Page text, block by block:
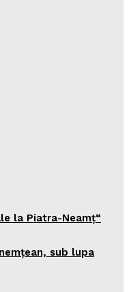
la Piatra-Neamţ“
sub lupa